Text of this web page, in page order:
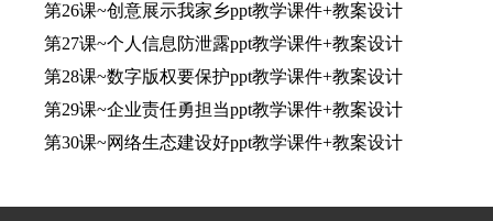
第26课~创意展示我家乡ppt教学课件+教案设计
第27课~个人信息防泄露ppt教学课件+教案设计
第28课~数字版权要保护ppt教学课件+教案设计
第29课~企业责任勇担当ppt教学课件+教案设计
第30课~网络生态建设好ppt教学课件+教案设计